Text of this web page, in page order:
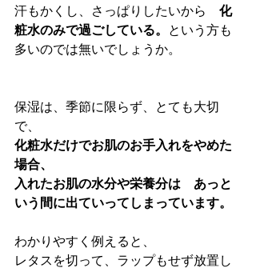
汗もかくし、さっぱりしたいから 化
粧水のみで過ごしている。
という方も
多いのでは無いでしょうか。
保湿は、季節に限らず、とても大切
で、
化粧水だけでお肌のお手入れをやめた
場合、
入れたお肌の水分や栄養分は　あっと
いう間に出ていってしまっています。
わかりやすく例えると、
レタスを切って、ラップもせず放置し